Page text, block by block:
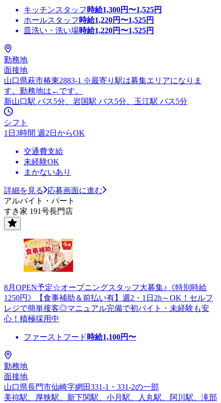
キッチンスタッフ 時給1,300円〜1,525円
ホールスタッフ 時給1,220円〜1,525円
皿洗い・洗い場時給1,220円〜1,525円
勤務地
面接地
山口県萩市椿東2883-1 ※最寄り駅は募集エリアになりま
す。勤務地は←です。
新山口駅 バス5分、岩国駅 バス5分、玉江駅 バス5分
シフト
1日3時間 週2日からOK
交通費支給
未経験OK
まかないあり
詳細を見る
応募画面に進む
アルバイト・パート
すき家 191号長門店
8月OPEN予定☆オープニングスタッフ大募集♪《特別時給
1250円》【食事補助＆前払い有】週2・1日2h～OK！セルフ
レジで簡単接客◎マニュアル完備で初バイト・未経験も安
心！積極採用中
ファーストフード 時給1,100円〜
勤務地
面接地
山口県長門市仙崎字網田331-1・331-2の一部
美祢駅、厚狭駅、新下関駅、小月駅、人丸駅、阿川駅、滝部